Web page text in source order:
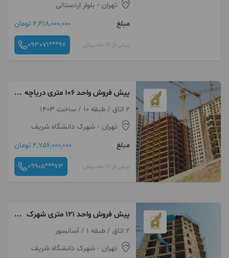
تهران - بلوار اردستانی
مبلغ
2,418,000,000 تومان
بیش از 12 ماه پیش 093071***97
پیش فروش واحد ۱۰۶ متری دریاچه
خلیج فارس وام دار سند تک برگ
2 اتاق / طبقه 10 / ساخت 1403
تهران - شهرک دانشگاه شریف
مبلغ
2,756,000,000 تومان
بیش از 12 ماه پیش 09905***73
پیش فروش واحد ۱۲۱ متری شهرک
دانشگاه شریف برج ایده ال مجلل
باشرایط طلایی اقساطی سند تک
برگ
2 اتاق / طبقه 1 / آسانسور
تهران - شهرک دانشگاه شریف